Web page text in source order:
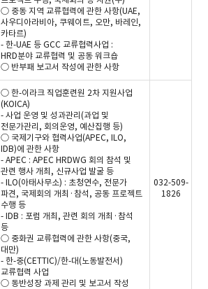
○ 중동 지역 교류협력에 관한 사항(UAE,
사우디아라비아, 쿠웨이트, 오만, 바레인,
카타르)
- 한-UAE 등 GCC 교류협력사업 :
HRD분야 교류협력 및 공동 워크숍
○ 반부패 보고서 작성에 관한 사항
○ 한-이라크 직업훈련원 2차 지원사업
(KOICA)
- 사업 운영 및 성과관리(과업 및
전문가관리, 회의운영, 예산집행 등)
○ 국제기구와 협력사업(APEC, ILO,
IDB)에 관한 사항
- APEC : APEC HRDWG 회의 참석 및
관련 행사 개최, 신규사업 발굴 등
- ILO(아태사무소) : 초청연수, 전문가
파견, 국제회의 개최·참석, 공동 프로젝트
수행 등
- IDB : 포럼 개최, 관련 회의 개최·참석
등
○ 중화권 교류협력에 관한 사항(중국,
대만)
- 한-중(CETTIC)/한-대(노동발전서)
교류협력 사업
○ 동반성장 과제 관리 및 보고서 작성
032-509-
1826